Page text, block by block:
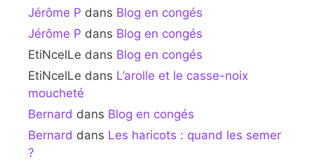
Jérôme P dans Blog en congés
Jérôme P dans Blog en congés
EtiNcelLe dans Blog en congés
EtiNcelLe dans L’arolle et le casse-noix
moucheté
Bernard dans Blog en congés
Bernard dans Les haricots : quand les semer
?